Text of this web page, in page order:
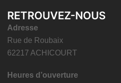
RETROUVEZ-NOUS
Adresse
Rue de Roubaix
62217 ACHICOURT
Heures d’ouverture